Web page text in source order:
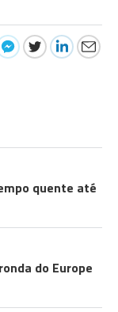
quente até
do Europe